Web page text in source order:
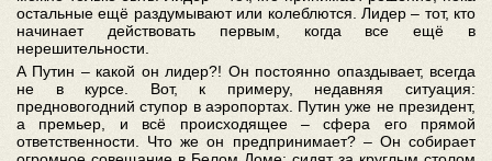
остальные ещё раздумывают или колеблются. Лидер – тот, кто
начинает действовать первым, когда все ещё в
нерешительности.
А Путин – какой он лидер?! Он постоянно опаздывает, всегда
не в курсе. Вот, к примеру, недавняя ситуация:
предновогодний ступор в аэропортах. Путин уже не президент,
а премьер, и всё происходящее – сфера его прямой
ответственности. Что же он предпринимает? – Он собирает